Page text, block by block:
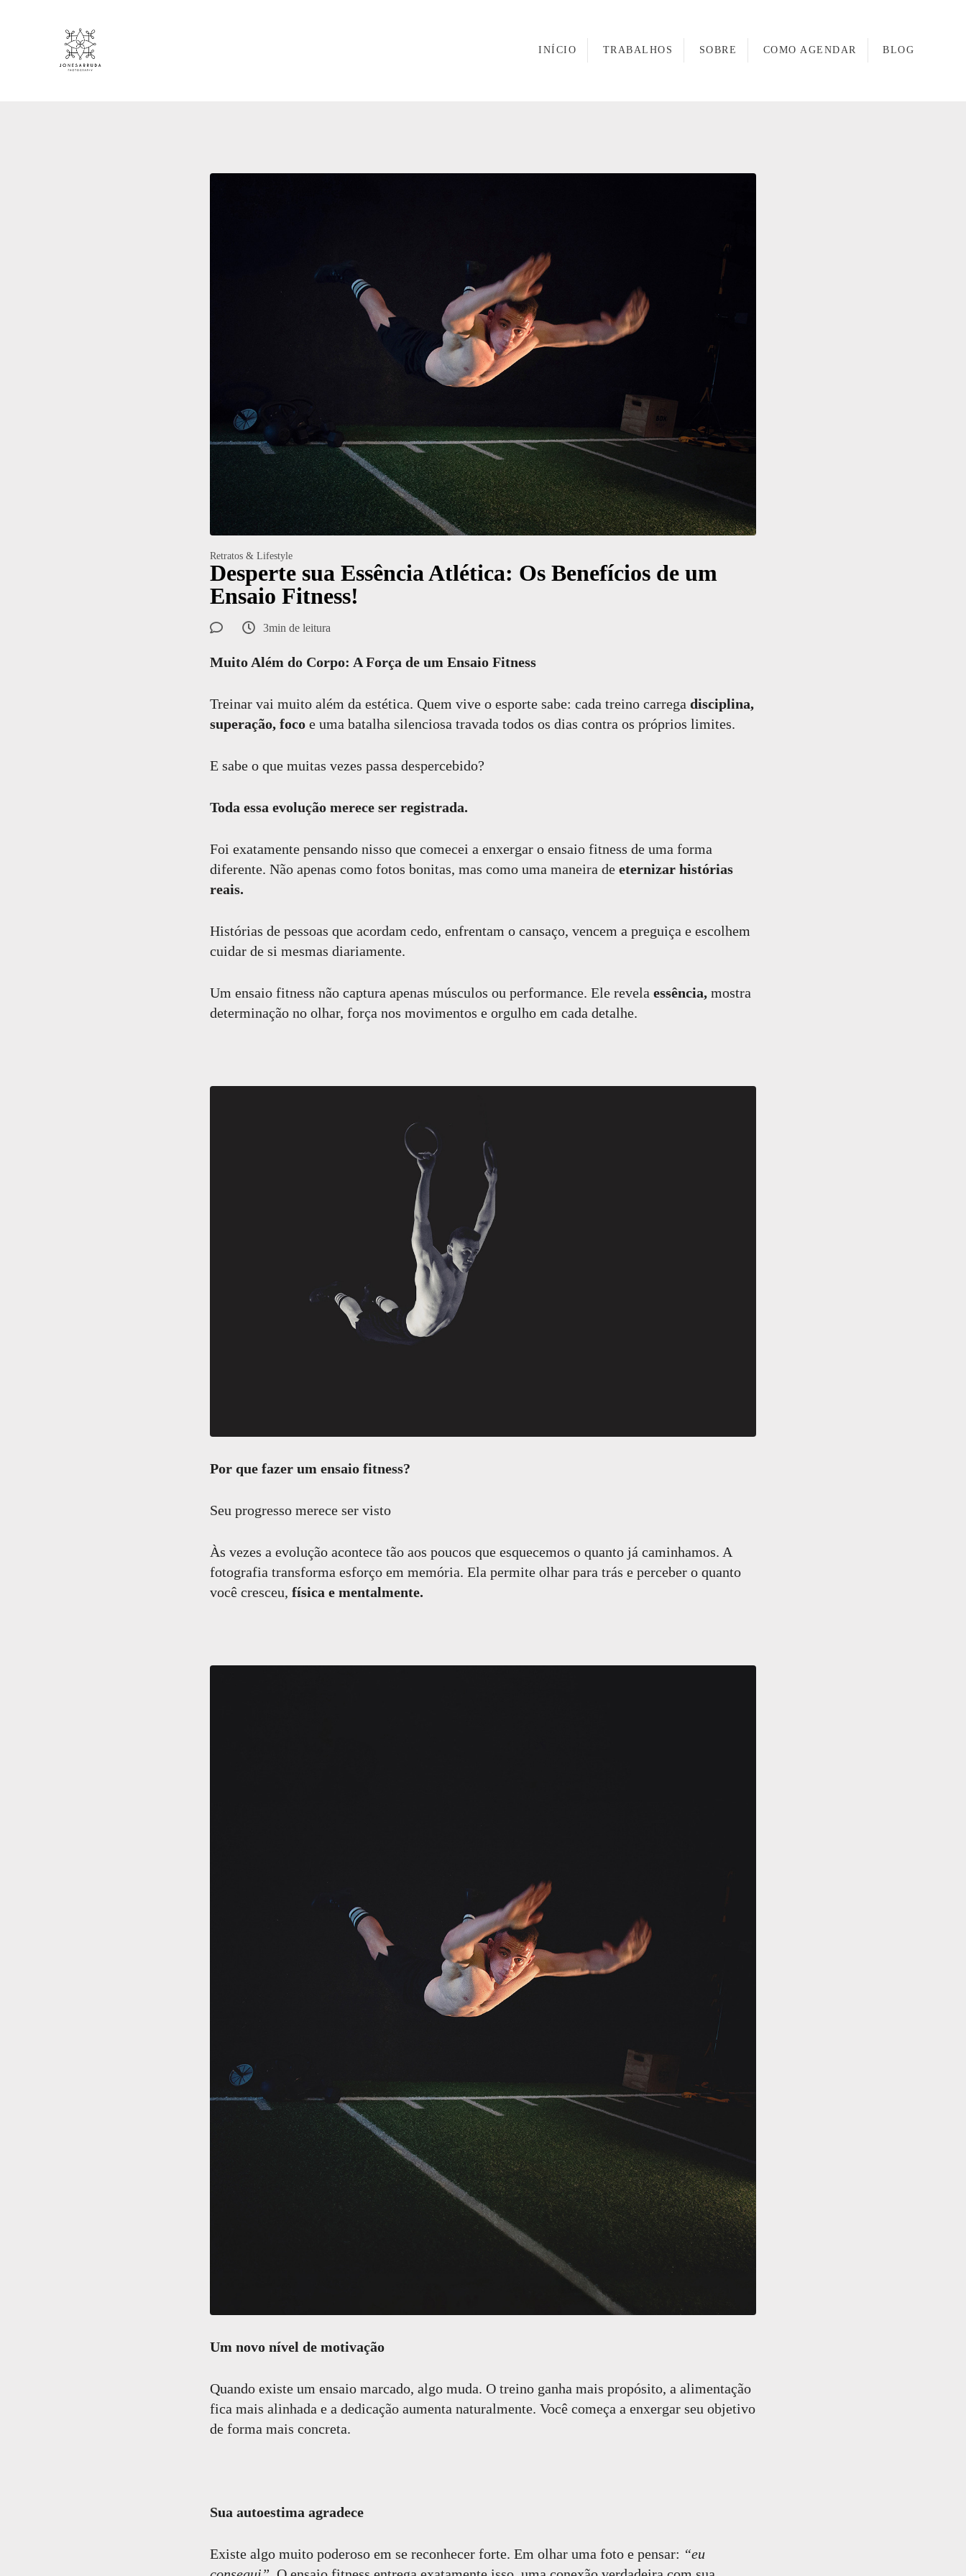
INÍCIO TRABALHOS SOBRE COMO AGENDAR BLOG
Retratos & Lifestyle
Desperte sua Essência Atlética: Os Benefícios de um
Ensaio Fitness!
3min de leitura
Muito Além do Corpo: A Força de um Ensaio Fitness
Treinar vai muito além da estética. Quem vive o esporte sabe: cada treino carrega disciplina,
superação, foco e uma batalha silenciosa travada todos os dias contra os próprios limites.
E sabe o que muitas vezes passa despercebido?
Toda essa evolução merece ser registrada.
Foi exatamente pensando nisso que comecei a enxergar o ensaio fitness de uma forma
diferente. Não apenas como fotos bonitas, mas como uma maneira de eternizar histórias
reais.
Histórias de pessoas que acordam cedo, enfrentam o cansaço, vencem a preguiça e escolhem
cuidar de si mesmas diariamente.
Um ensaio fitness não captura apenas músculos ou performance. Ele revela essência, mostra
determinação no olhar, força nos movimentos e orgulho em cada detalhe.
Por que fazer um ensaio fitness?
Seu progresso merece ser visto
Às vezes a evolução acontece tão aos poucos que esquecemos o quanto já caminhamos. A
fotografia transforma esforço em memória. Ela permite olhar para trás e perceber o quanto
você cresceu, física e mentalmente.
Um novo nível de motivação
Quando existe um ensaio marcado, algo muda. O treino ganha mais propósito, a alimentação
fica mais alinhada e a dedicação aumenta naturalmente. Você começa a enxergar seu objetivo
de forma mais concreta.
Sua autoestima agradece
Existe algo muito poderoso em se reconhecer forte. Em olhar uma foto e pensar: “eu